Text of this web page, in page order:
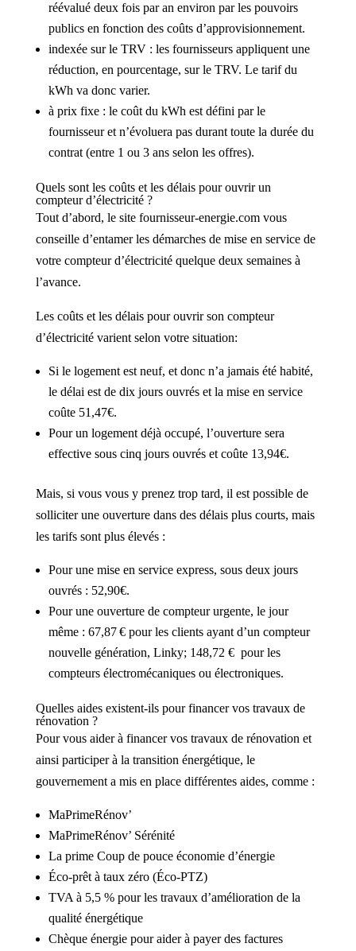
réévalué deux fois par an environ par les pouvoirs
publics en fonction des coûts d’approvisionnement.
indexée sur le TRV : les fournisseurs appliquent une
réduction, en pourcentage, sur le TRV. Le tarif du
kWh va donc varier.
à prix fixe : le coût du kWh est défini par le
fournisseur et n’évoluera pas durant toute la durée du
contrat (entre 1 ou 3 ans selon les offres).
Quels sont les coûts et les délais pour ouvrir un
compteur d’électricité ?
Tout d’abord, le site fournisseur-energie.com vous
conseille d’entamer les démarches de mise en service de
votre compteur d’électricité quelque deux semaines à
l’avance.
Les coûts et les délais pour ouvrir son compteur
d’électricité varient selon votre situation:
Si le logement est neuf, et donc n’a jamais été habité,
le délai est de dix jours ouvrés et la mise en service
coûte 51,47€.
Pour un logement déjà occupé, l’ouverture sera
effective sous cinq jours ouvrés et coûte 13,94€.
Mais, si vous vous y prenez trop tard, il est possible de
solliciter une ouverture dans des délais plus courts, mais
les tarifs sont plus élevés :
Pour une mise en service express, sous deux jours
ouvrés : 52,90€.
Pour une ouverture de compteur urgente, le jour
même : 67,87 € pour les clients ayant d’un compteur
nouvelle génération, Linky; 148,72 € pour les
compteurs électromécaniques ou électroniques.
Quelles aides existent-ils pour financer vos travaux de
rénovation ?
Pour vous aider à financer vos travaux de rénovation et
ainsi participer à la transition énergétique, le
gouvernement a mis en place différentes aides, comme :
MaPrimeRénov’
MaPrimeRénov’ Sérénité
La prime Coup de pouce économie d’énergie
Éco-prêt à taux zéro (Éco-PTZ)
TVA à 5,5 % pour les travaux d’amélioration de la
qualité énergétique
Chèque énergie pour aider à payer des factures